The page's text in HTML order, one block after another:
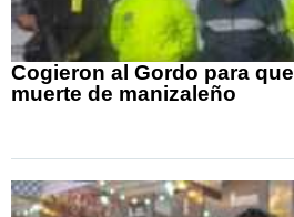
Cogieron al Gordo para
muerte de manizaleño